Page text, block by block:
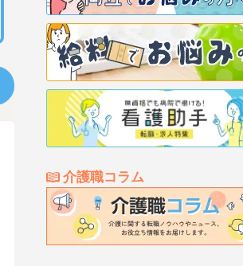
介護職コラム